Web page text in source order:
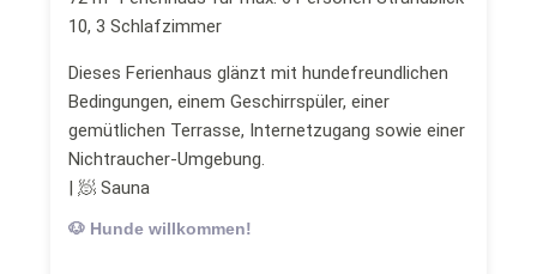
10, 3 Schlafzimmer
Dieses Ferienhaus glänzt mit hundefreundlichen
Bedingungen, einem Geschirrspüler, einer
gemütlichen Terrasse, Internetzugang sowie einer
Nichtraucher-Umgebung.
| 🧖 Sauna
🐶 Hunde willkommen!